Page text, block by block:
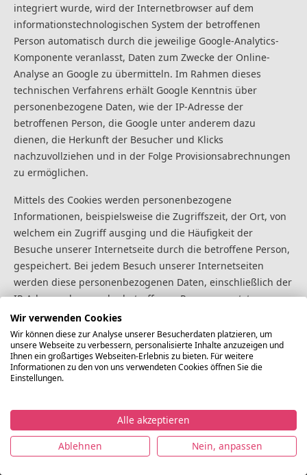
integriert wurde, wird der Internetbrowser auf dem
informationstechnologischen System der betroffenen
Person automatisch durch die jeweilige Google-Analytics-
Komponente veranlasst, Daten zum Zwecke der Online-
Analyse an Google zu übermitteln. Im Rahmen dieses
technischen Verfahrens erhält Google Kenntnis über
personenbezogene Daten, wie der IP-Adresse der
betroffenen Person, die Google unter anderem dazu
dienen, die Herkunft der Besucher und Klicks
nachzuvollziehen und in der Folge Provisionsabrechnungen
zu ermöglichen.
Mittels des Cookies werden personenbezogene
Informationen, beispielsweise die Zugriffszeit, der Ort, von
welchem ein Zugriff ausging und die Häufigkeit der
Besuche unserer Internetseite durch die betroffene Person,
gespeichert. Bei jedem Besuch unserer Internetseiten
werden diese personenbezogenen Daten, einschließlich der
IP-Adresse des von der betroffenen Person genutzten
Internetanschlusses, an Google in den Vereinigten Staaten
von Amerika übertragen. Diese personenbezogenen Daten
werden durch Google in den Vereinigten Staaten von
Amerika gespeichert. Google gibt diese über das technische
Verfahren erhobenen personenbezogenen Daten unter
Die betroffene Person kann die Setzung von Cookies durch
unsere Internetseite, wie oben bereits dargestellt, jederzeit
mittels einer entsprechenden Einstellung des genutzten
Lagerverkaufsmode.de
Impressum Datenschutz Nutzungsbedingungen
Wir verwenden Cookies
Wir können diese zur Analyse unserer Besucherdaten platzieren, um
unsere Webseite zu verbessern, personalisierte Inhalte anzuzeigen und
Ihnen ein großartiges Webseiten-Erlebnis zu bieten. Für weitere
Informationen zu den von uns verwendeten Cookies öffnen Sie die
Einstellungen.
Alle akzeptieren
Ablehnen
Nein, anpassen